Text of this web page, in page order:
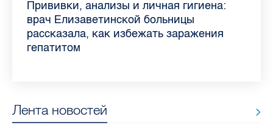
Piter.TV находится в ТОП-10 рейтинга
самых цитируемых СМИ Петербурга и
Ленобласти во II квартале 2026 года
Прививки, анализы и личная гигиена:
врач Елизаветинской больницы
рассказала, как избежать заражения
гепатитом
Как обезопасить ребенка летом: советы
педиатра для родителей
Проходные баллы в вузах СПб — 2026:
где самый высокий и самый низкий
конкурс
Врач назвала неожиданные причины
воспаления ахиллова сухожилия летом
Декрет без потери дохода: эксперт
рассказала о возможностях для
работающих родителей
Что такое рассеянный склероз: невролог
Елизаветинской больницы ответила на
главные вопросы о заболевании
Бамбл с вишней и лимонад с имбирем:
какие напитки можно приготовить дома
в жару
Лента новостей